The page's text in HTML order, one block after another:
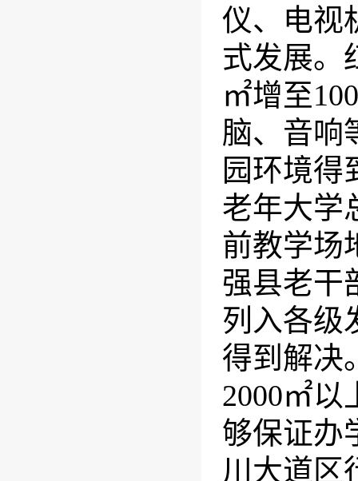
仪、电视
式发展。
㎡增至
脑、音响
园环境得
老年大学
前教学场
强县老干
列入各级
得到解决
2000㎡
够保证办
川大道区